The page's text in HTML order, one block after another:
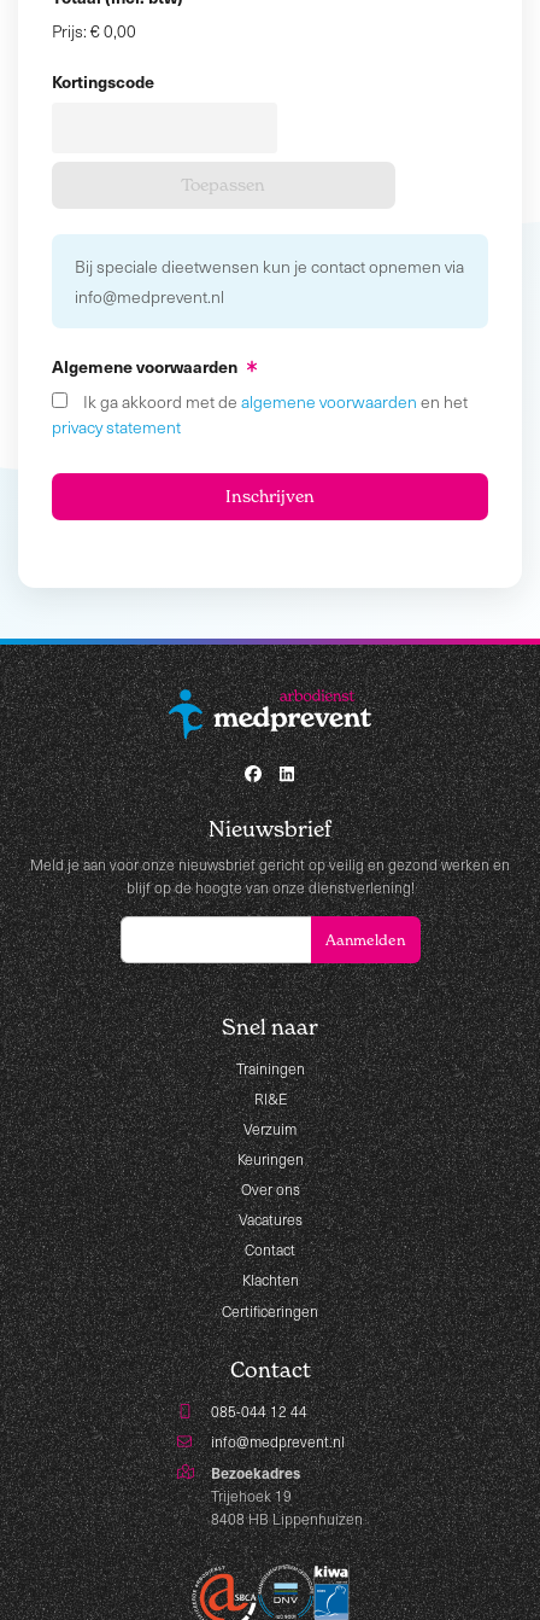
Prijs: € 0,00
Kortingscode
Bij speciale dieetwensen kun je contact opnemen via
info@medprevent.nl
Algemene voorwaarden
Ik ga akkoord met de algemene voorwaarden en het
privacy statement
Nieuwsbrief
Meld je aan voor onze nieuwsbrief gericht op veilig en gezond werken en
blijf op de hoogte van onze dienstverlening!
Snel naar
Trainingen
RI&E
Verzuim
Keuringen
Over ons
Vacatures
Contact
Klachten
Certificeringen
Contact
085-044 12 44
info@medprevent.nl
Bezoekadres
Trijehoek 19
8408 HB Lippenhuizen